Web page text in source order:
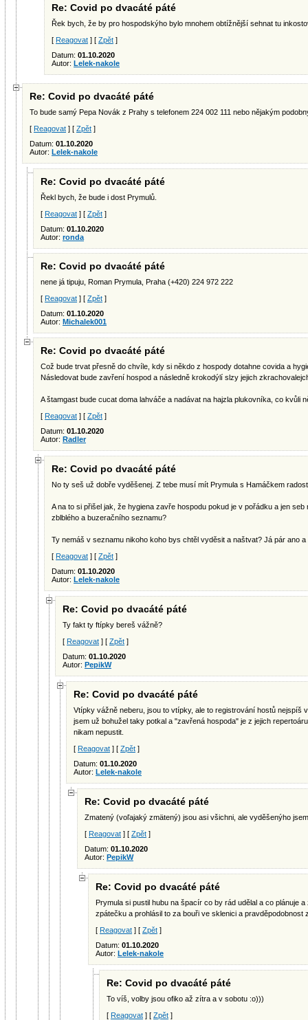
Re: Covid po dvacáté páté
Řek bych, že by pro hospodskýho bylo mnohem obtížnější sehnat tu
[ Reagovat ] [ Zpět ]
Datum: 01.10.2020
Autor: Lelek-nakole
Re: Covid po dvacáté páté
To bude samý Pepa Novák z Prahy s telefonem 224 002 111 nebo nějakým
[ Reagovat ] [ Zpět ]
Datum: 01.10.2020
Autor: Lelek-nakole
Re: Covid po dvacáté páté
Řekl bych, že bude i dost Prymulů.
[ Reagovat ] [ Zpět ]
Datum: 01.10.2020
Autor: ronda
Re: Covid po dvacáté páté
nene já tipuju, Roman Prymula, Praha (+420) 224 972 222
[ Reagovat ] [ Zpět ]
Datum: 01.10.2020
Autor: Michalek001
Re: Covid po dvacáté páté
Což bude trvat přesně do chvíle, kdy si někdo z hospody dotahne covida a
Následovat bude zavření hospod a následně krokodýlí slzy jejich
A štamgast bude cucat doma lahváče a nadávat na hajzla plukovníka, co kvůli
[ Reagovat ] [ Zpět ]
Datum: 01.10.2020
Autor: Radler
Re: Covid po dvacáté páté
No ty seš už dobře vyděšenej. Z tebe musí mít Prymula s Hamáčkem
A na to si přišel jak, že hygiena zavře hospodu pokud je v pořádku a jen seb
zblblého a buzeračního seznamu?
Ty nemáš v seznamu nikoho koho bys chtěl vyděsit a naštvat? Já pár ano
[ Reagovat ] [ Zpět ]
Datum: 01.10.2020
Autor: Lelek-nakole
Re: Covid po dvacáté páté
Ty fakt ty ftípky bereš vážně?
[ Reagovat ] [ Zpět ]
Datum: 01.10.2020
Autor: PepikW
Re: Covid po dvacáté páté
Vtípky vážně neberu, jsou to vtípky, ale to registrování hostů nejspíš
jsem už bohužel taky potkal a "zavřená hospoda" je z jejich
nikam nepustit.
[ Reagovat ] [ Zpět ]
Datum: 01.10.2020
Autor: Lelek-nakole
Re: Covid po dvacáté páté
Zmatený (voľajaký zmätený) jsou asi všichni, ale vyděšenýho
[ Reagovat ] [ Zpět ]
Datum: 01.10.2020
Autor: PepikW
Re: Covid po dvacáté páté
Prymula si pustil hubu na špacír co by rád udělal a co plánuje
zpátečku a prohlásil to za bouři ve sklenici a pravděpodobnost
[ Reagovat ] [ Zpět ]
Datum: 01.10.2020
Autor: Lelek-nakole
Re: Covid po dvacáté páté
To víš, volby jsou ofiko až zítra a v sobotu :o)))
[ Reagovat ] [ Zpět ]